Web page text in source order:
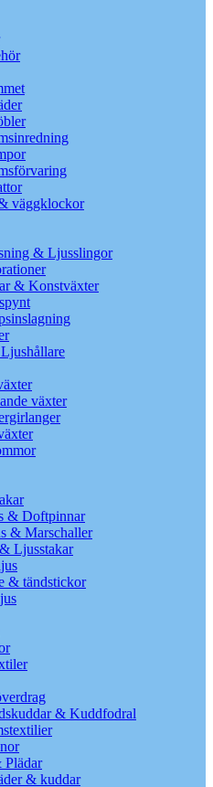
väggklockor
& Ljusslingor
& Konstväxter
växter
& Doftpinnar
& Marschaller
Ljusstakar
& tändstickor
& Kuddfodral
Plädar
& kuddar